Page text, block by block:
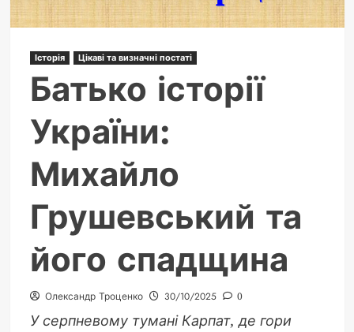
Історія Цікаві та визначні постаті
Батько історії
України:
Михайло
Грушевський та
його спадщина
Олександр Троценко 30/10/2025 0
У серпневому тумані Карпат, де гори